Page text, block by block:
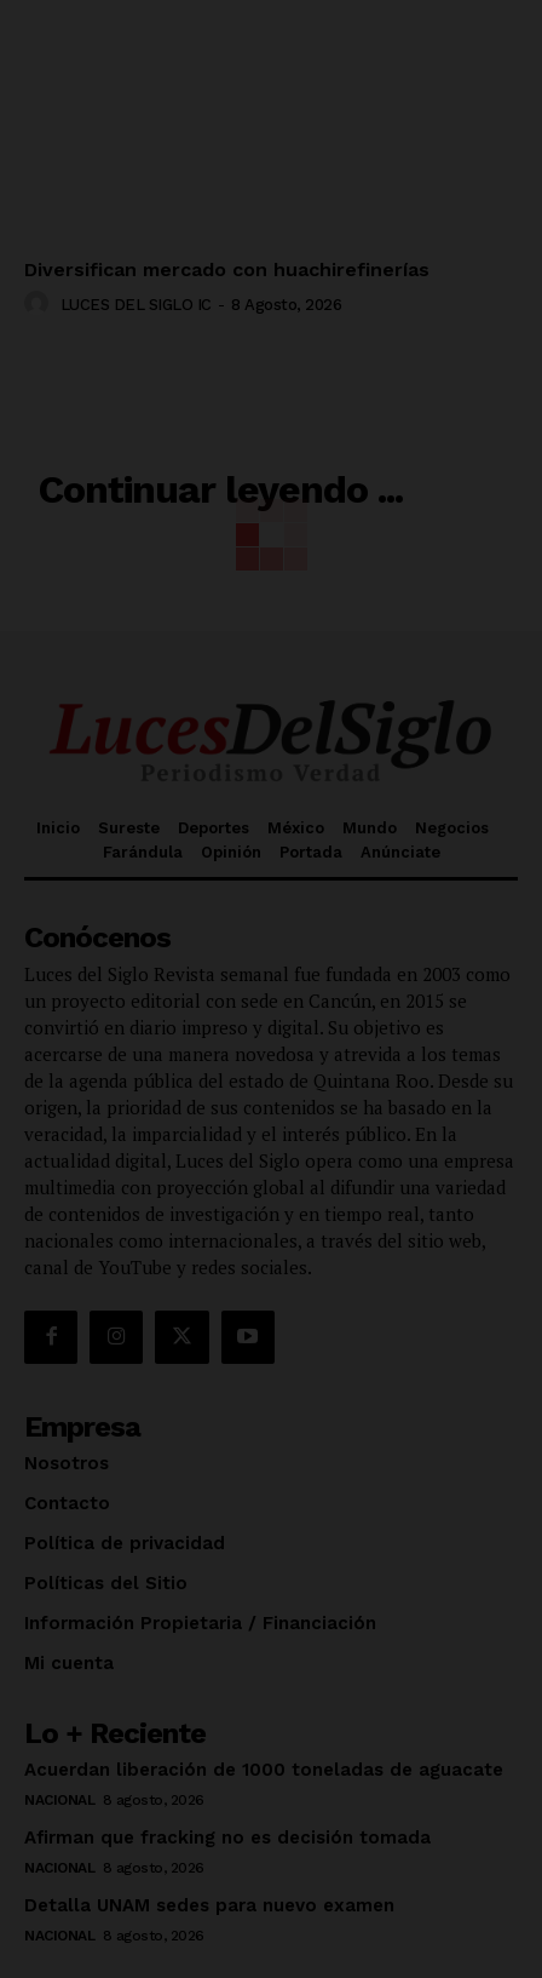
Diversifican mercado con huachirefinerías
LUCES DEL SIGLO IC - 8 Agosto, 2026
Continuar leyendo ...
RELACIONADO
Inicio Sureste Deportes México Mundo
Negocios
Farándula
Opinión Portada Anúnciate
Conócenos
Luces del Siglo Revista semanal fue fundada en 2003 como
un proyecto editorial con sede en Cancún, en 2015 se
convirtió en diario impreso y digital. Su objetivo es
acercarse de una manera novedosa y atrevida a los temas
de la agenda pública del estado de Quintana Roo. Desde su
origen, la prioridad de sus contenidos se ha basado en la
veracidad, la imparcialidad y el interés público. En la
actualidad digital, Luces del Siglo opera como una empresa
multimedia con proyección global al difundir una variedad
de contenidos de investigación y en tiempo real, tanto
nacionales como internacionales, a través del sitio web,
canal de YouTube y redes sociales.
Empresa
Nosotros
Contacto
Política de privacidad
Políticas del Sitio
Información Propietaria / Financiación
Mi cuenta
Lo + Reciente
Acuerdan liberación de 1000 toneladas de aguacate
NACIONAL 8 agosto, 2026
Afirman que fracking no es decisión tomada
NACIONAL 8 agosto, 2026
Detalla UNAM sedes para nuevo examen
NACIONAL 8 agosto, 2026